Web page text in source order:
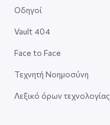
Οδηγοί
Vault 404
Face to Face
Τεχνητή Νοημοσύνη
Λεξικό όρων τεχνολογίας